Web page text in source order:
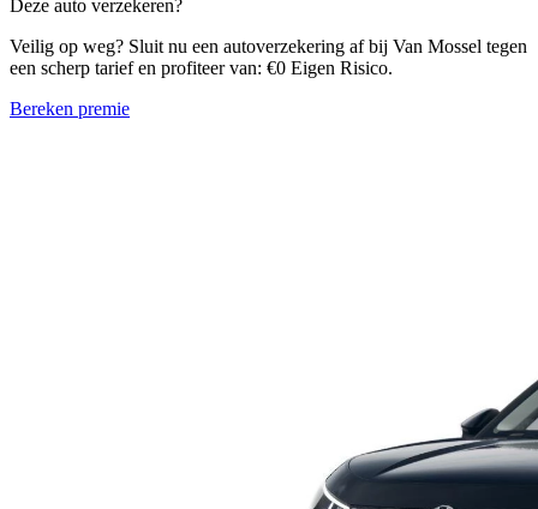
Deze auto verzekeren?
Veilig op weg? Sluit nu een autoverzekering af bij Van Mossel tegen
een scherp tarief en profiteer van: €0 Eigen Risico.
Bereken premie